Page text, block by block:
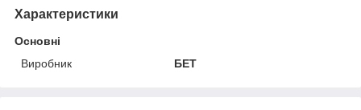
Характеристики
Основні
Виробник
БЕТ